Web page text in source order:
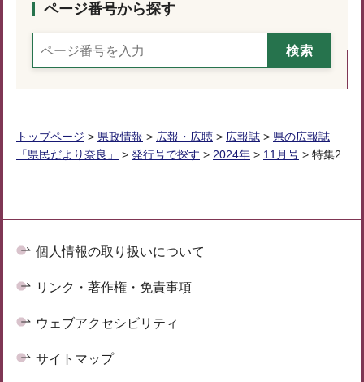
ページ番号から探す
トップページ > 県政情報 > 広報・広聴 > 広報誌 > 県の広報誌
「県民だより奈良」
> 発行号で探す > 2024年 > 11月号 > 特集2
個人情報の取り扱いについて
リンク・著作権・免責事項
ウェブアクセシビリティ
サイトマップ